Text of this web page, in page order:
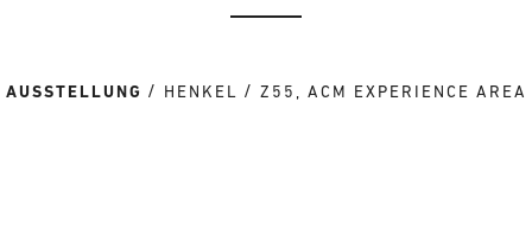
AUSSTELLUNG HENKEL Z55, ACM EXPERIENCE AREA